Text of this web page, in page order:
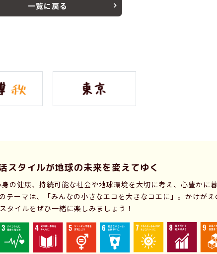
一覧に戻る
スタイルが地球の未来を変えてゆく
身の健康、持続可能な社会や地球環境を大切に考え、心豊かに
テーマは、「みんなの小さなエコを大きなコエに」。かけが
タイルをぜひ一緒に楽しみましょう！